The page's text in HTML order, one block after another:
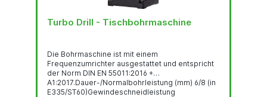
Turbo Drill - Tischbohrmaschine
Die Bohrmaschine ist mit einem
Frequenzumrichter ausgestattet und entspricht
der Norm DIN EN 55011:2016 +
A1:2017.Dauer-/Normalbohrleistung (mm) 6/8 (in
E335/ST60)Gewindeschneidleistung